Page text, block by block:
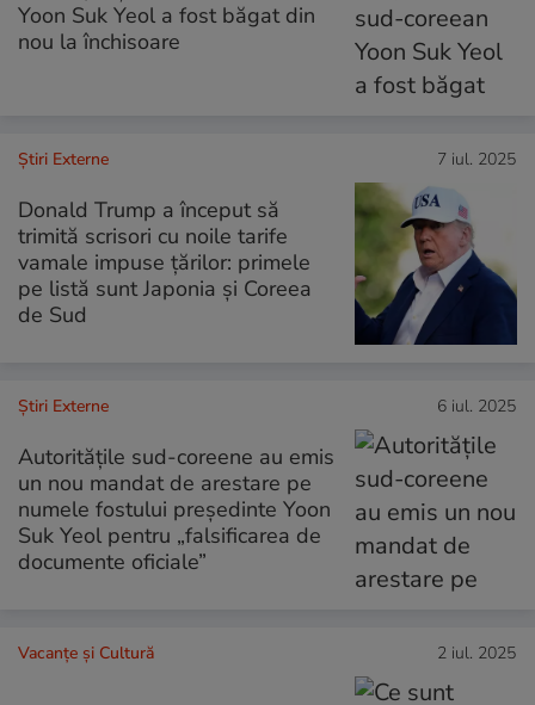
Yoon Suk Yeol a fost băgat din
nou la închisoare
Știri Externe 7 iul. 2025
Donald Trump a început să
trimită scrisori cu noile tarife
vamale impuse țărilor: primele
pe listă sunt Japonia și Coreea
de Sud
Știri Externe 6 iul. 2025
Autoritățile sud-coreene au emis
un nou mandat de arestare pe
numele fostului președinte Yoon
Suk Yeol pentru „falsificarea de
documente oficiale”
Vacanțe și Cultură 2 iul. 2025